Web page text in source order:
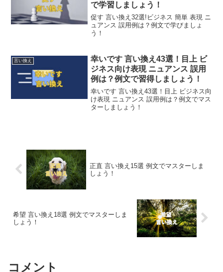
で学習しましょう！
促す 言い換え32選!ビジネス 簡単 表現 ニ
ュアンス 誤用例は？例文で学びましょ
う！
言い換え
幸いです 言い換え43選！目上 ビ
ジネス向け表現 ニュアンス 誤用
例は？例文で習得しましょう！
幸いです 言い換え43選！目上 ビジネス向
け表現 ニュアンス 誤用例は？例文でマス
ターしましょう！
正直 言い換え15選 例文でマスターしま
しょう！
希望 言い換え18選 例文でマスターしま
しょう！
コメント